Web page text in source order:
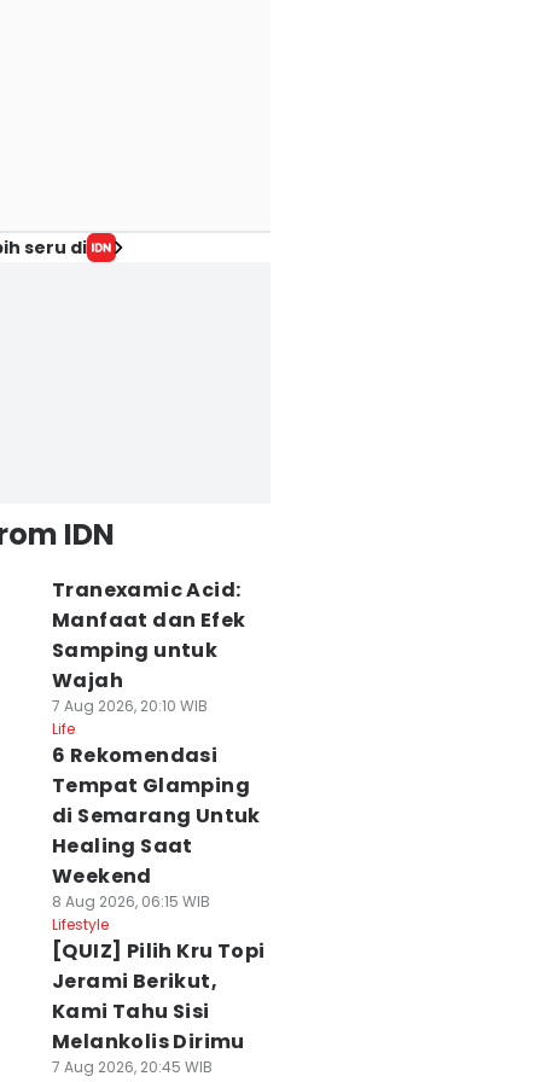
2
seru di
IDN
Tranexamic Acid:
Manfaat dan Efek
Samping untuk
Wajah
7 Aug 2026, 20:10 WIB
Life
6 Rekomendasi
Tempat Glamping
di Semarang Untuk
Healing Saat
Weekend
8 Aug 2026, 06:15 WIB
Lifestyle
[QUIZ] Pilih Kru Topi
Jerami Berikut,
Kami Tahu Sisi
Melankolis Dirimu
7 Aug 2026, 20:45 WIB